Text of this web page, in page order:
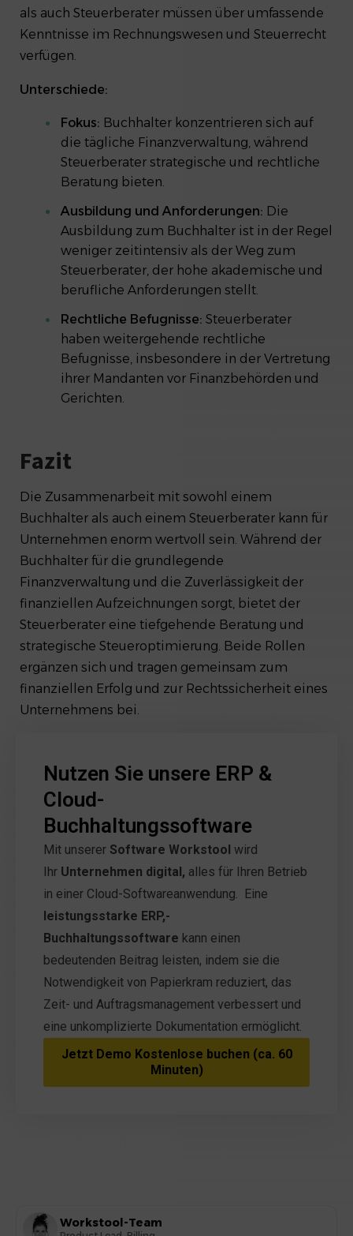
als auch Steuerberater müssen über umfassende
Kenntnisse im Rechnungswesen und Steuerrecht
verfügen.
Unterschiede:
Fokus: Buchhalter konzentrieren sich auf
die tägliche Finanzverwaltung, während
Steuerberater strategische und rechtliche
Beratung bieten.
Ausbildung und Anforderungen: Die
Ausbildung zum Buchhalter ist in der Regel
weniger zeitintensiv als der Weg zum
Steuerberater, der hohe akademische und
berufliche Anforderungen stellt.
Rechtliche Befugnisse: Steuerberater
haben weitergehende rechtliche
Befugnisse, insbesondere in der Vertretung
ihrer Mandanten vor Finanzbehörden und
Gerichten.
Fazit
Die Zusammenarbeit mit sowohl einem
Buchhalter als auch einem Steuerberater kann für
Unternehmen enorm wertvoll sein. Während der
Buchhalter für die grundlegende
Finanzverwaltung und die Zuverlässigkeit der
finanziellen Aufzeichnungen sorgt, bietet der
Steuerberater eine tiefgehende Beratung und
strategische Steueroptimierung. Beide Rollen
ergänzen sich und tragen gemeinsam zum
finanziellen Erfolg und zur Rechtssicherheit eines
Unternehmens bei.
Nutzen Sie unsere ERP &
Cloud-
Buchhaltungssoftware
Mit unserer Software Workstool wird
Ihr Unternehmen digital, alles für Ihren Betrieb
in einer Cloud-Softwareanwendung. Eine
leistungsstarke ERP,-
Buchhaltungssoftware kann einen
bedeutenden Beitrag leisten, indem sie die
Notwendigkeit von Papierkram reduziert, das
Zeit- und Auftragsmanagement verbessert und
eine unkomplizierte Dokumentation ermöglicht.
Jetzt Demo Kostenlose buchen (ca. 60
Minuten)
Workstool-Team